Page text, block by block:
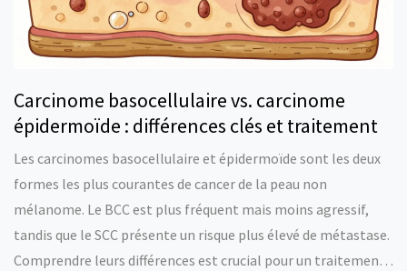
Carcinome basocellulaire vs. carcinome
épidermoïde : différences clés et traitement
Les carcinomes basocellulaire et épidermoïde sont les deux
formes les plus courantes de cancer de la peau non
mélanome. Le BCC est plus fréquent mais moins agressif,
tandis que le SCC présente un risque plus élevé de métastase.
Comprendre leurs différences est crucial pour un traitement